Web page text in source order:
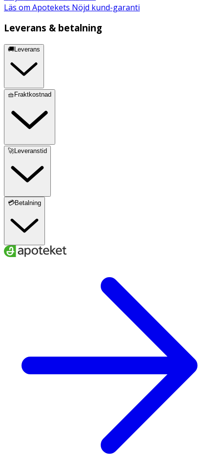
Läs om Apotekets Nöjd kund-garanti
Leverans & betalning
🚚Leverans
🧺Fraktkostnad
🚀Leveranstid
💳Betalning